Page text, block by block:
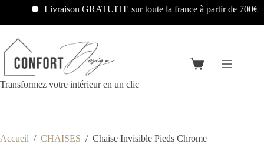
Livraison GRATUITE sur toute la france à partir de 700€
Transformez votre intérieur en un clic
Accueil / CHAISES / Chaise Invisible Pieds Chrome